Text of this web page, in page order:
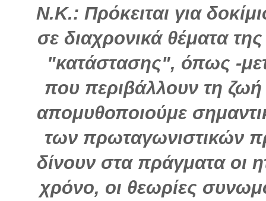
Ν.Κ.: Πρόκειται για
σε διαχρονικά θέματα
"κατάστασης", όπως -
που περιβάλλουν τη
απομυθοποιούμε
των πρωταγωνιστικών
δίνουν στα πράγματα οι
χρόνο, οι θεωρίες